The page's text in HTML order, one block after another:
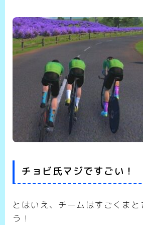
チョビ氏マジですごい！
とはいえ、チームはすごくま
う！